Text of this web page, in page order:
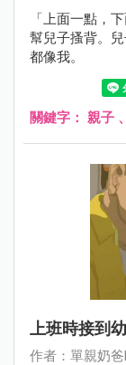
「上面一點，
幫兒子搔背。
都像我。
關鍵字： 親子 、
上班時接到
作者：單親奶爸